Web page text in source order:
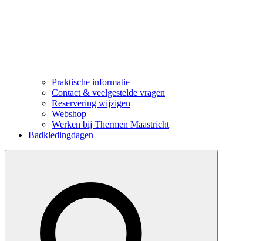
Praktische informatie
Contact & veelgestelde vragen
Reservering wijzigen
Webshop
Werken bij Thermen Maastricht
Badkledingdagen